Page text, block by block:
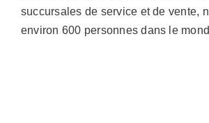
succursales de service et de vente,
environ 600 personnes dans le